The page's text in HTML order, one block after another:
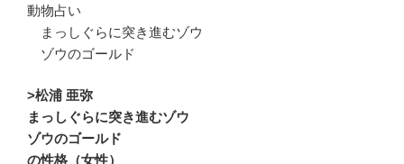
動物占い
まっしぐらに突き進むゾウ
ゾウのゴールド
>松浦 亜弥
まっしぐらに突き進むゾウ
ゾウのゴールド
の性格（女性）